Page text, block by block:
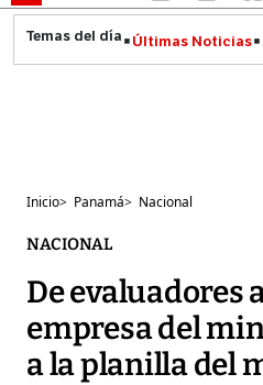
Últimas Noticias
Inicio> Panamá> Nacional
NACIONAL
De evaluadores
empresa del
a la planilla del